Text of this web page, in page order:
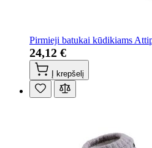
Pirmieji batukai kūdikiams
24,12 €
Į krepšelį